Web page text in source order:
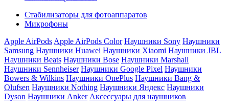
Стабилизаторы для фотоаппаратов
Микрофоны
Apple AirPods Apple AirPods Color Наушники Sony Наушники
Samsung Наушники Huawei Наушники Xiaomi Наушники JBL
Наушники Beats Наушники Bose Наушники Marshall
Наушники Sennheiser Наушники Google Pixel Наушники
Bowers & Wilkins Наушники OnePlus Наушники Bang &
Olufsen Наушники Nothing Наушники Яндекс Наушники
Dyson Наушники Anker Аксессуары для наушников